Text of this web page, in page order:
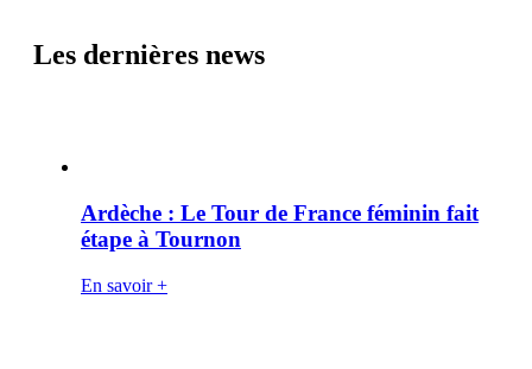
Les dernières news
Ardèche : Le Tour de France féminin fait
étape à Tournon
En savoir +